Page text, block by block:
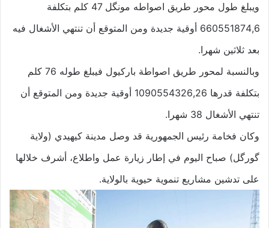
ويبلغ طول محور طريق اصواطه مونگل 47 كلم بتكلفة
660551874,6 أوقية جديدة ومن المتوقع أن تنتهي الأشغال فيه
بعد ثلاثين شهرا.
وبالنسبة لمحور طريق اصواطة باركيول فيبلغ طوله 76 كلم
بتكلفة قدرها 1090554326,26 أوقية جديدة ومن المتوقع أن
تنتهي الأشغال 38 شهرا.
وكان فخامة رئيس الجمهورية قد وصل مدينة كيهيدي (ولاية
گورگل) صباح اليوم في إطار زيارة عمل واطلاع، أشرف خلالها
على تدشين مشاريع تنموية حيوية بالولاية.